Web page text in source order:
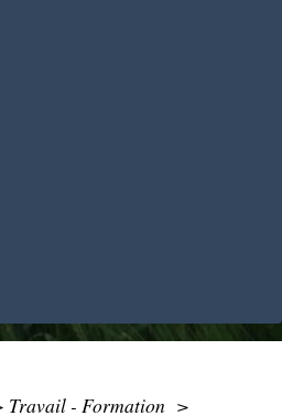
Travail - Formation >